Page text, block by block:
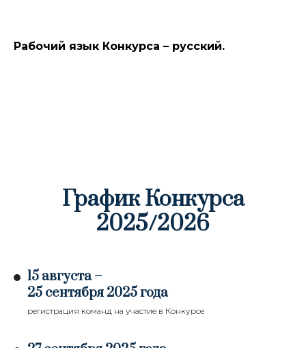
Рабочий язык Конкурса – русский.
График Конкурса
2025/2026
15 августа –
25 сентября 2025 года
регистрация команд на участие в Конкурсе